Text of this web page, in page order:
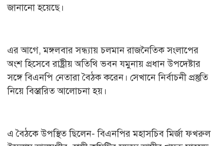
জানানো হয়েছে।
এর আগে, মঙ্গলবার সন্ধ্যায় চলমান রাজনৈতিক সংলাপের
অংশ হিসেবে রাষ্ট্রীয় অতিথি ভবন যমুনায় প্রধান উপদেষ্টার
সঙ্গে বিএনপি নেতারা বৈঠক করেন। সেখানে নির্বাচনী প্রস্তুতি
নিয়ে বিস্তারিত আলোচনা হয়।
এ বৈঠকে উপস্থিত ছিলেন- বিএনপির মহাসচিব মির্জা ফখরুল